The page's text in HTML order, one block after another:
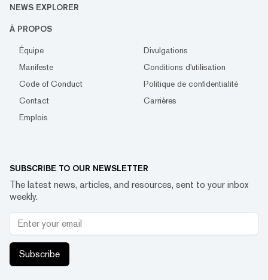
NEWS EXPLORER
À PROPOS
Équipe
Divulgations
Manifeste
Conditions d'utilisation
Code of Conduct
Politique de confidentialité
Contact
Carrières
Emplois
SUBSCRIBE TO OUR NEWSLETTER
The latest news, articles, and resources, sent to your inbox
weekly.
Subscribe